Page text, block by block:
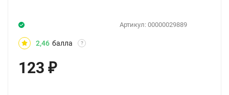
Артикул: 00000029889
2,46 балла ?
123 ₽